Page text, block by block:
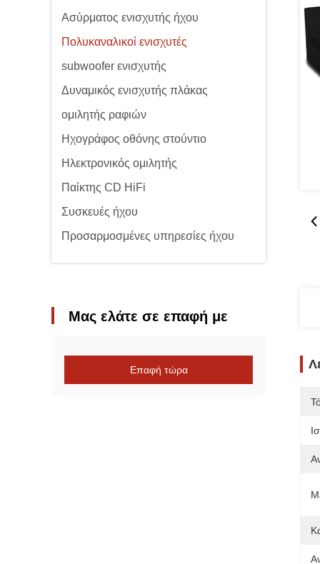
Ασύρματος ενισχυτής ήχου
Πολυκαναλικοί ενισχυτές
subwoofer ενισχυτής
Δυναμικός ενισχυτής πλάκας
ομιλητής ραφιών
Ηχογράφος οθόνης στούντιο
Ηλεκτρονικός ομιλητής
Παίκτης CD HiFi
Συσκευές ήχου
Προσαρμοσμένες υπηρεσίες ήχου
Μας ελάτε σε επαφή με
Επαφή τώρα